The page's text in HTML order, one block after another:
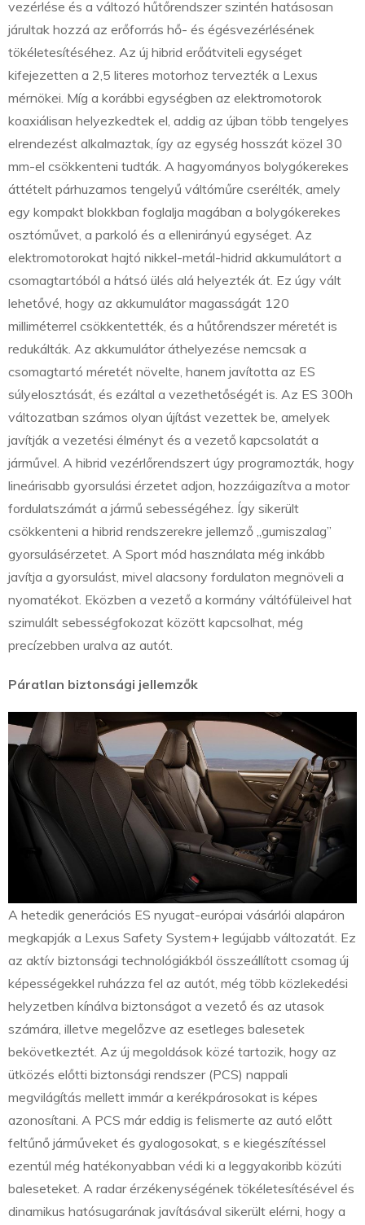
vezérlése és a változó hűtőrendszer szintén hatásosan
járultak hozzá az erőforrás hő- és égésvezérlésének
tökéletesítéséhez. Az új hibrid erőátviteli egységet
kifejezetten a 2,5 literes motorhoz tervezték a Lexus
mérnökei. Míg a korábbi egységben az elektromotorok
koaxiálisan helyezkedtek el, addig az újban több tengelyes
elrendezést alkalmaztak, így az egység hosszát közel 30
mm-el csökkenteni tudták. A hagyományos bolygókerekes
áttételt párhuzamos tengelyű váltóműre cserélték, amely
egy kompakt blokkban foglalja magában a bolygókerekes
osztóművet, a parkoló és a ellenirányú egységet. Az
elektromotorokat hajtó nikkel-metál-hidrid akkumulátort a
csomagtartóból a hátsó ülés alá helyezték át. Ez úgy vált
lehetővé, hogy az akkumulátor magasságát 120
milliméterrel csökkentették, és a hűtőrendszer méretét is
redukálták. Az akkumulátor áthelyezése nemcsak a
csomagtartó méretét növelte, hanem javította az ES
súlyelosztását, és ezáltal a vezethetőségét is. Az ES 300h
változatban számos olyan újítást vezettek be, amelyek
javítják a vezetési élményt és a vezető kapcsolatát a
járművel. A hibrid vezérlőrendszert úgy programozták, hogy
lineárisabb gyorsulási érzetet adjon, hozzáigazítva a motor
fordulatszámát a jármű sebességéhez. Így sikerült
csökkenteni a hibrid rendszerekre jellemző „gumiszalag”
gyorsulásérzetet. A Sport mód használata még inkább
javítja a gyorsulást, mivel alacsony fordulaton megnöveli a
nyomatékot. Eközben a vezető a kormány váltófüleivel hat
szimulált sebességfokozat között kapcsolhat, még
precízebben uralva az autót.
Páratlan biztonsági jellemzők
A hetedik generációs ES nyugat-európai vásárlói alapáron
megkapják a Lexus Safety System+ legújabb változatát. Ez
az aktív biztonsági technológiákból összeállított csomag új
képességekkel ruházza fel az autót, még több közlekedési
helyzetben kínálva biztonságot a vezető és az utasok
számára, illetve megelőzve az esetleges balesetek
bekövetkeztét. Az új megoldások közé tartozik, hogy az
ütközés előtti biztonsági rendszer (PCS) nappali
megvilágítás mellett immár a kerékpárosokat is képes
azonosítani. A PCS már eddig is felismerte az autó előtt
feltűnő járműveket és gyalogosokat, s e kiegészítéssel
ezentúl még hatékonyabban védi ki a leggyakoribb közúti
baleseteket. A radar érzékenységének tökéletesítésével és
dinamikus hatósugarának javításával sikerült elérni, hogy a